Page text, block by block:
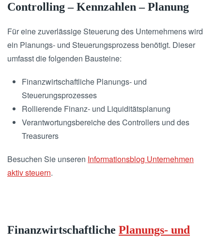
Controlling – Kennzahlen – Planung
Für eine zuverlässige Steuerung des Unternehmens wird
ein Planungs- und Steuerungsprozess benötigt. Dieser
umfasst die folgenden Bausteine:
Finanzwirtschaftliche Planungs- und
Steuerungsprozesses
Rollierende Finanz- und Liquiditätsplanung
Verantwortungsbereiche des Controllers und des
Treasurers
Besuchen Sie unseren Informationsblog Unternehmen
aktiv steuern.
Finanzwirtschaftliche Planungs- und